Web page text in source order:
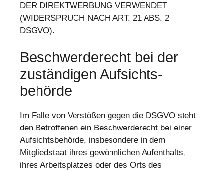
DER DIREKTWERBUNG VERWENDET
(WIDERSPRUCH NACH ART. 21 ABS. 2
DSGVO).
Beschwerde­recht bei der
zuständigen Aufsichts­
behörde
Im Falle von Verstößen gegen die DSGVO steht
den Betroffenen ein Beschwerderecht bei einer
Aufsichtsbehörde, insbesondere in dem
Mitgliedstaat ihres gewöhnlichen Aufenthalts,
ihres Arbeitsplatzes oder des Orts des